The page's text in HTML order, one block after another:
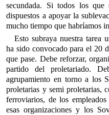
secundada. Si todos los que
dispuestos a apoyar la
mucho tiempo que habríamos
Esto subraya nuestra tarea
ha sido convocado para el 20
que pase. Debe reforzar,
partido del proletariado.
agrupamiento en torno a los
proletarias y semi proletarias,
ferroviarios, de los
esas organizaciones y los